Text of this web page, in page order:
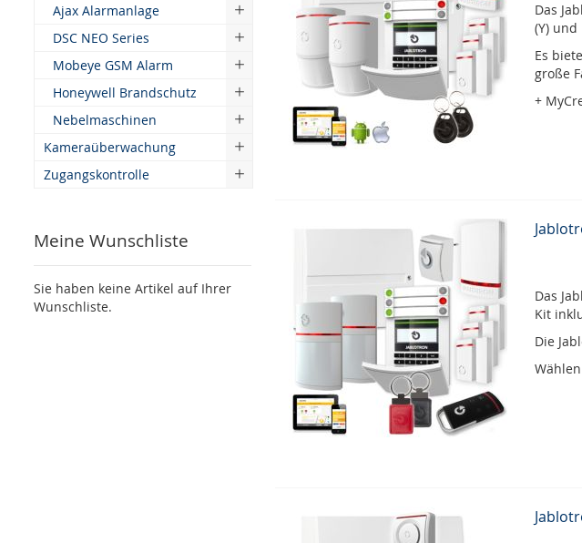
Das
(Y) und
Es
große
+
Das
Kit
Die
Ajax Alarmanlage
DSC NEO Series
Mobeye GSM Alarm
Honeywell Brandschutz
Nebelmaschinen
Kameraüberwachung
Zugangskontrolle
Meine Wunschliste
Sie haben keine Artikel auf Ihrer
Wunschliste.